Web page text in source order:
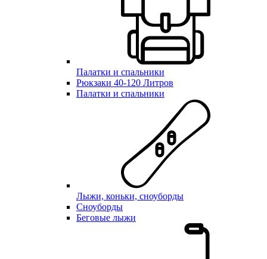
Палатки и спальники
Рюкзаки 40-120 Литров
Палатки и спальники
Лыжи, коньки, сноуборды
Сноуборды
Беговые лыжи